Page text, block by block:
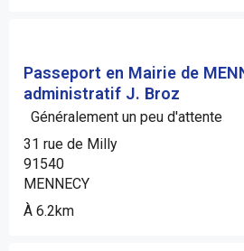
Passeport en Mairie de
administratif J. Broz
Généralement un peu d'attente
31 rue de Milly
91540
MENNECY
À 6.2km